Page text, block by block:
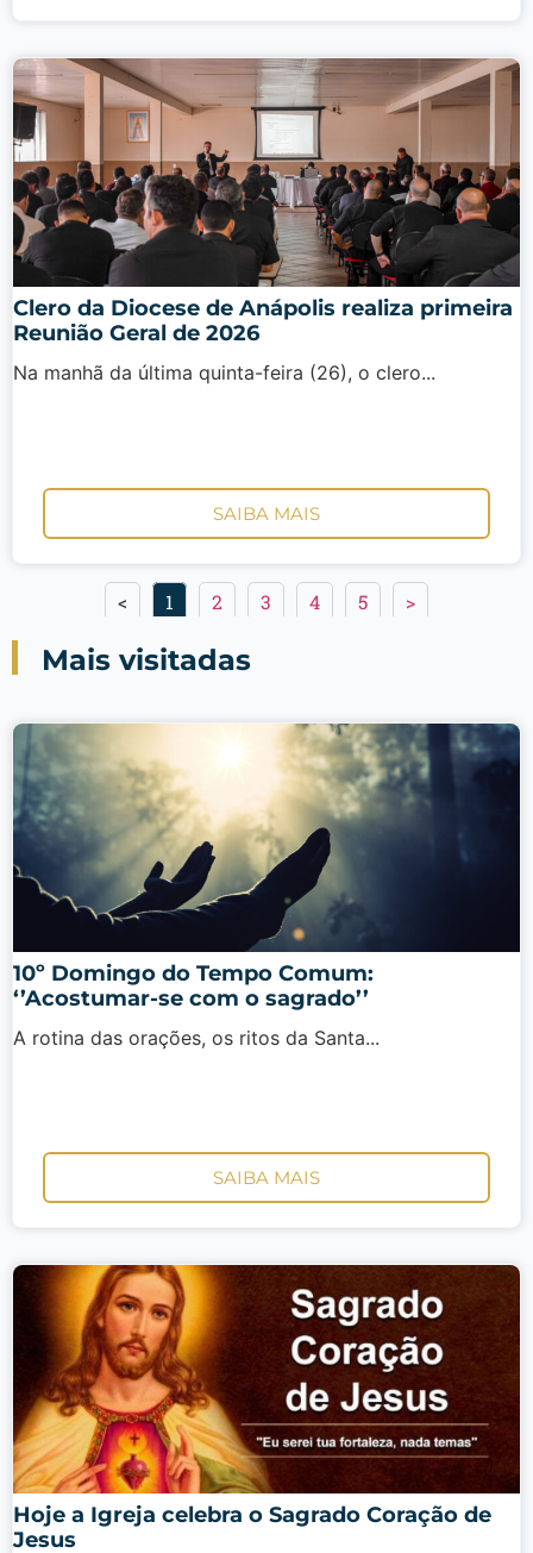
Clero da Diocese de Anápolis realiza primeira
Reunião Geral de 2026
Na manhã da última quinta-feira (26), o clero...
SAIBA MAIS
< 1 2 3 4 5 >
Mais visitadas
10º Domingo do Tempo Comum:
‘’Acostumar-se com o sagrado’’
A rotina das orações, os ritos da Santa...
SAIBA MAIS
Hoje a Igreja celebra o Sagrado Coração de
Jesus